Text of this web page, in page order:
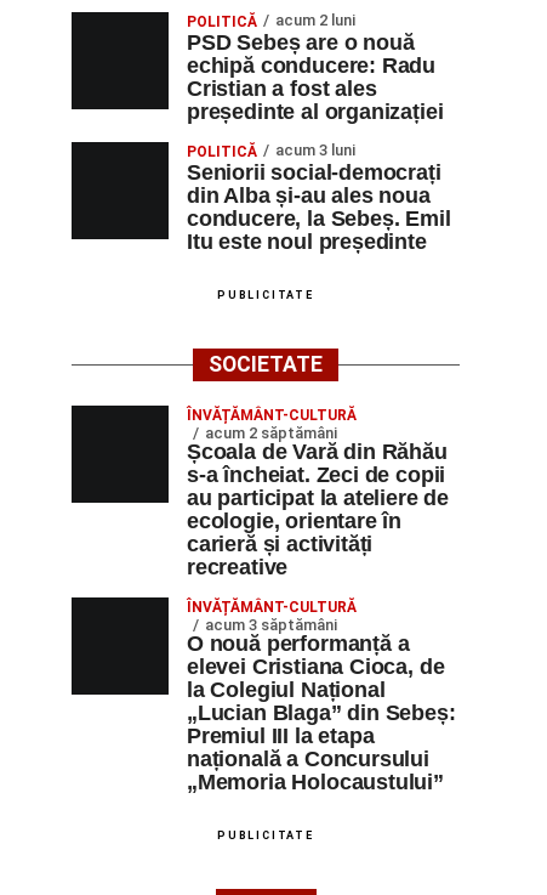
POLITICĂ acum 2 luni
PSD Sebeș are o nouă
echipă conducere: Radu
Cristian a fost ales
președinte al organizației
POLITICĂ acum 3 luni
Seniorii social-democrați
din Alba și-au ales noua
conducere, la Sebeș. Emil
Itu este noul președinte
PUBLICITATE
SOCIETATE
ÎNVĂȚĂMÂNT-CULTURĂ
acum 2 săptămâni
Școala de Vară din Răhău
s-a încheiat. Zeci de copii
au participat la ateliere de
ecologie, orientare în
carieră și activități
recreative
ÎNVĂȚĂMÂNT-CULTURĂ
acum 3 săptămâni
O nouă performanță a
elevei Cristiana Cioca, de
la Colegiul Național
„Lucian Blaga” din Sebeș:
Premiul III la etapa
națională a Concursului
„Memoria Holocaustului”
PUBLICITATE